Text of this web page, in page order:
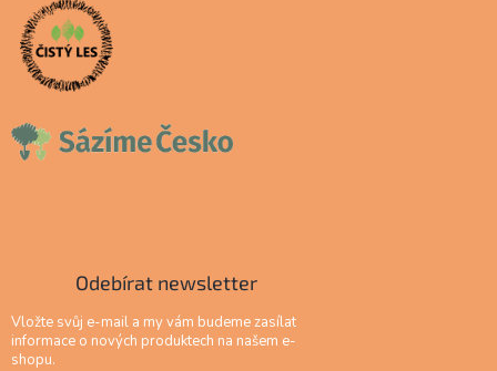
Odebírat newsletter
Vložte svůj e-mail a my vám budeme zasílat
informace o nových produktech na našem e-
shopu.